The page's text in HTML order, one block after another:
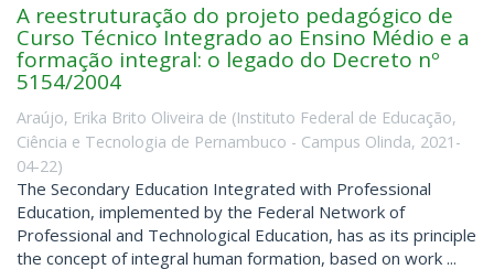
A reestruturação do projeto pedagógico de
Curso Técnico Integrado ao Ensino Médio e a
formação integral: o legado do Decreto nº
5154/2004
Araújo, Erika Brito Oliveira de (Instituto Federal de Educação,
Ciência e Tecnologia de Pernambuco - Campus Olinda, 2021-
04-22)
The Secondary Education Integrated with Professional
Education, implemented by the Federal Network of
Professional and Technological Education, has as its principle
the concept of integral human formation, based on work ...